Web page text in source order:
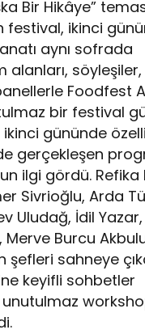
Bir Hikâye”
festival, ikinci
aynı sofrada
alanları, söyleşiler,
Foodfest
bir festival
ikinci gününde
gerçekleşen
ilgi gördü. Refika
Sivrioğlu, Arda
Uludağ, İdil
Merve Burcu
şefleri sahneye
keyifli sohbetler